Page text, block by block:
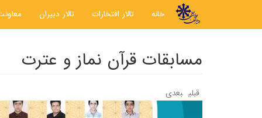
خانه
تالار افتخارات تالار دبیران
مسابقات قرآن نماز و عترت
قبلی بعدی